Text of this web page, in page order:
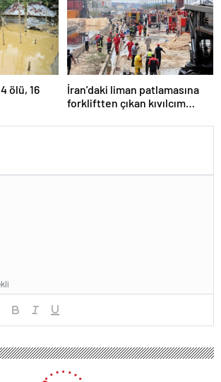
ölü, 16
İran’daki liman patlamasına
forkliftten çıkan kıvılcım